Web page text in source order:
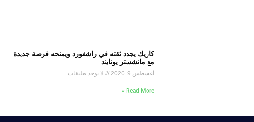
كاريك يجدد ثقته في راشفورد ويمنحه فرصة جديدة
مع مانشستر يونايتد
أغسطس 9, 2026 لا توجد تعليقات
Read More »